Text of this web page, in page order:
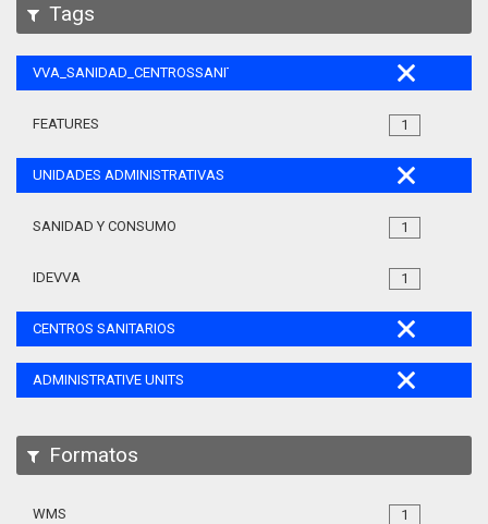
Tags
VVA_SANIDAD_CENTROSSANITARIOS_105
1
FEATURES
UNIDADES ADMINISTRATIVAS
1
SANIDAD Y CONSUMO
1
IDEVVA
CENTROS SANITARIOS
ADMINISTRATIVE UNITS
Formatos
1
WMS